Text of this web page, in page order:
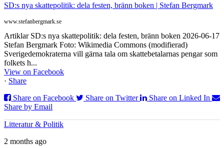
SD:s nya skattepolitik: dela festen, bränn boken | Stefan Bergmark
www.stefanbergmark.se
Artiklar SD:s nya skattepolitik: dela festen, bränn boken 2026-06-17
Stefan Bergmark Foto: Wikimedia Commons (modifierad)
Sverigedemokraterna vill gärna tala om skattebetalarnas pengar som
folkets h...
View on Facebook
· Share
Share on Facebook
Share on Twitter
Share on Linked In
Share by Email
Litteratur & Politik
2 months ago